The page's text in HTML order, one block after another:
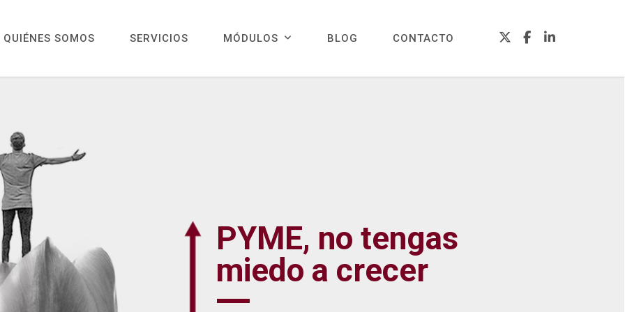
QUIÉNES SOMOS SERVICIOS MÓDULOS BLOG CONTACTO TWITTERFACEBOOK
LINKEDIN
PYME, no tengas
miedo a crecer